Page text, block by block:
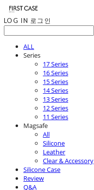
LOG IN 로그인
ALL
Series
17 Series
16 Series
15 Series
14 Series
13 Series
12 Series
11 Series
Magsafe
All
Silicone
Leather
Clear & Accessory
Silicone Case
Review
Q&A